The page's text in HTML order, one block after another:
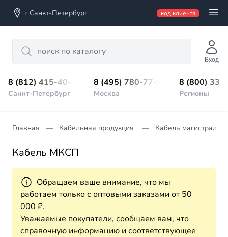
г Санкт-Петербург код клиента
Search
Вход
8 (812) 415-40-45
Санкт-Петербург
8 (495) 780-77-98
Москва
8 (800)
Регионы
Главная Кабельная продукция Кабель
Кабель МКСП
Обращаем ваше внимание, что мы
работаем только с оптовыми заказами от 50
000 ₽.
Уважаемые покупатели, сообщаем вам, что
справочную информацию и соответствующее